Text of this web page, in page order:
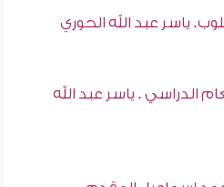
ياسر عبد الله الحوري
الدراسي . ياسر عبد الله